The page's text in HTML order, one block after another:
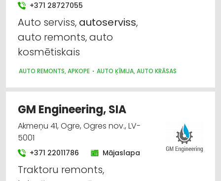
+371 28727055
Auto serviss, autoserviss,
auto remonts, auto
kosmētiskais
AUTO REMONTS, APKOPE AUTO ĶĪMIJA, AUTO KRĀSAS
GM Engineering, SIA
Akmeņu 41, Ogre, Ogres nov., LV-
5001
+371 22011786 Mājaslapa
Traktoru remonts,